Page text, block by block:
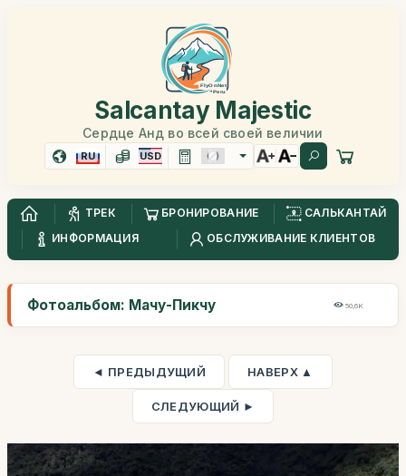
Salcantay Majestic
Сердце Анд во всей своей величии
RU USD
ТРЕК БРОНИРОВАНИЕ
САЛЬКАНТАЙ
ИНФОРМАЦИЯ
ОБСЛУЖИВАНИЕ КЛИЕНТОВ
Фотоальбом: Мачу-Пикчу 50,6K
◄ ПРЕДЫДУЩИЙ НАВЕРХ ▲
СЛЕДУЮЩИЙ ►